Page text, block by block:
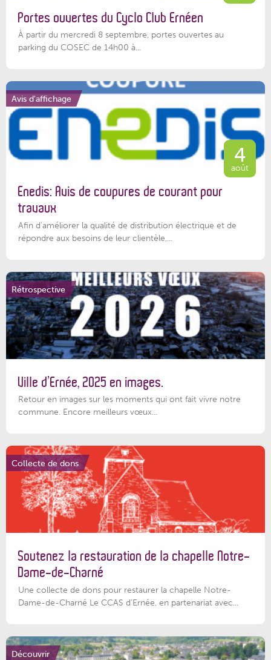
Portes ouvertes du Cyclo Club Ernéen
À partir du mercredi 8 septembre, portes ouvertes au
parking du COSEC de 14h00 à...
Avis d'affichage
4
août
Enedis: Avis de coupures de courant pour
travaux
Afin d’améliorer la qualité de distribution électrique et de
répondre aux besoins de leur clientèle,...
Rétrospective
Ville d’Ernée, 2025 en images.
Retour en images sur les moments qui ont fait vivre notre
commune. Encore meilleurs vœux...
Collecte de dons
Soutenez la restauration de la chapelle Notre-
Dame-de-Charné
Une collecte de dons pour restaurer la chapelle Notre-
Dame-de-Charné Le CCAS d’Ernée, en partenariat avec...
Découvrir